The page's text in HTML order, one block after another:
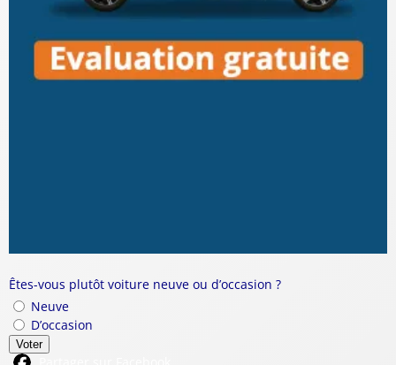
Êtes-vous plutôt voiture neuve ou d’occasion ?
Neuve
D’occasion
Voter